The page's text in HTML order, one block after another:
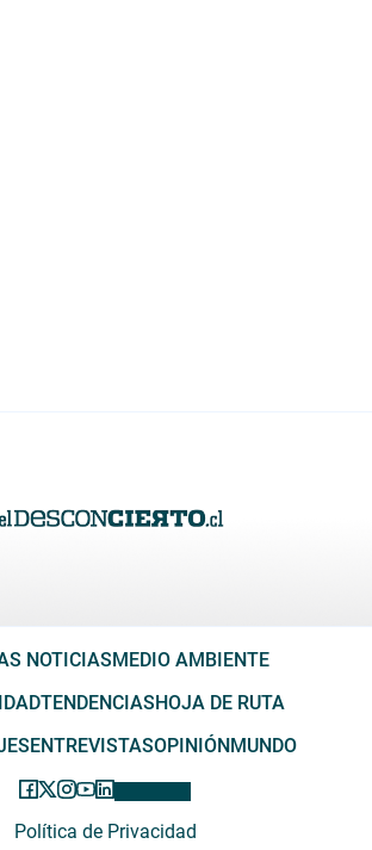
NOTICIAS MEDIO AMBIENTE
TENDENCIAS HOJA DE RUTA
ENTREVISTASOPINIÓN MUNDO
Política de Privacidad